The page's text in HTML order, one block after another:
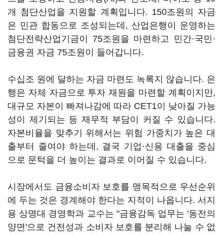
개 첨단산업을 지원할 계획입니다. 150조원의 자금
은 민관 합동으로 조성되는데, 산업은행이 운영하는
첨단전략산업기금이 75조원을 마련하고 민간·국민·
금융권 자금 75조원이 들어갑니다.
수십조 원에 달하는 자금 마련도 녹록지 않습니다. 은
행은 자체 자금으로 투자 재원을 마련할 계획이지만,
대규모 자본이 빠져나감에 따라 CET1이 낮아질 가능
성이 제기되는 등 재무적 부담이 커질 수 있습니다.
자본비율을 맞추기 위해서는 위험 가중치가 높은 대
출부터 줄여야 하는데, 결국 기업·신용 대출을 중심
으로 문턱을 더 높이는 결과로 이어질 수 있습니다.
시장에서도 금융소비자 보호를 맹목적으로 우선순위
에 두는 것은 경계해야 한다는 지적이 나옵니다. 서지
용 상명대 경영학과 교수는 "금융감독 업무는 '동전의
양면'으로 건전성과 소비자 보호를 분리해 나눌 수 없